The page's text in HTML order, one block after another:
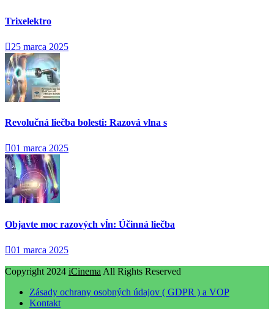
Trixelektro
25 marca 2025
Revolučná liečba bolesti: Razová vlna s
01 marca 2025
Objavte moc razových vĺn: Účinná liečba
01 marca 2025
Copyright 2024 iCinema All Rights Reserved
Zásady ochrany osobných údajov ( GDPR ) a VOP
Kontakt